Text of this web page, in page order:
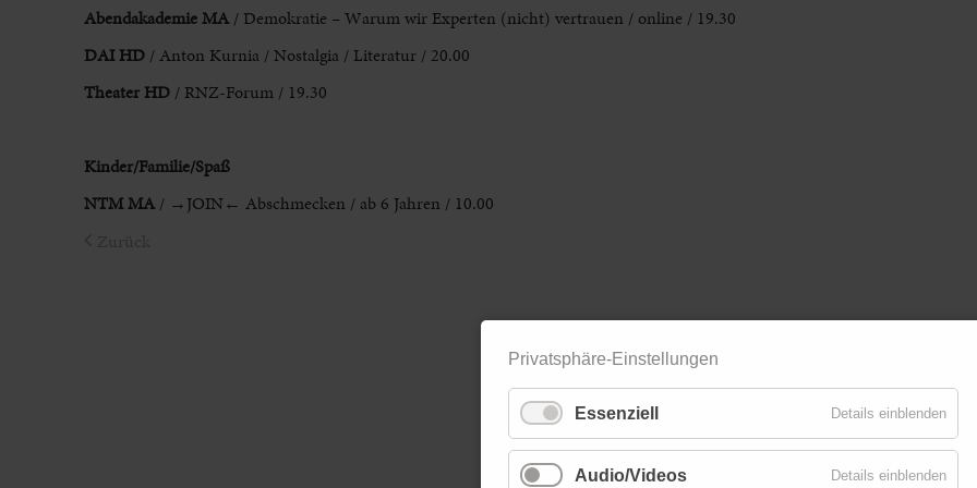
Abendakademie MA / Demokratie – Warum wir Experten (nicht) vertrauen / online / 19.30
DAI HD / Anton Kurnia / Nostalgia / Literatur / 20.00
Theater HD/ RNZ-Forum / 19.30
Kinder/Familie/Spaß
NTM MA / →JOIN← Abschmecken / ab 6 Jahren / 10.00
Privatsphäre-Einstellungen
Essenziell Details einblenden
Audio/Videos Details einblenden